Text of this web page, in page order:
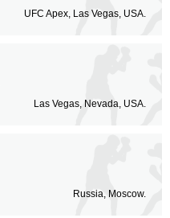
UFC Apex, Las Vegas, USA.
Las Vegas, Nevada, USA.
Russia, Moscow.